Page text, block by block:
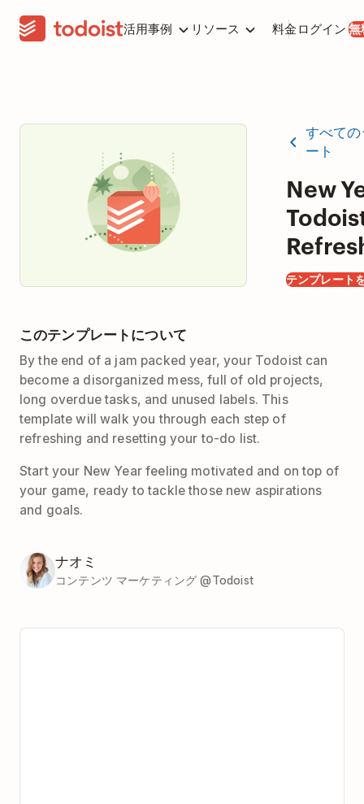
活用事例 リソース 料金 ログイン 無
すべて
ート
New
テンプレート
このテンプレートについて
By the end of a jam packed year, your Todoist can
become a disorganized mess, full of old projects,
long overdue tasks, and unused labels. This
template will walk you through each step of
refreshing and resetting your to-do list.
Start your New Year feeling motivated and on top of
your game, ready to tackle those new aspirations
and goals.
ナオミ
コンテンツ マーケティング @Todoist